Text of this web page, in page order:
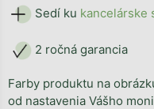
Sedí ku kancelárske
2 ročná garancia
Farby produktu na
od nastavenia Vášho